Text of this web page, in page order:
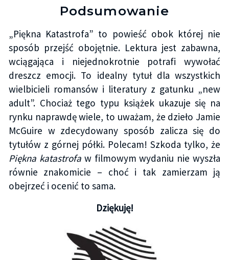
Podsumowanie
„Piękna Katastrofa” to powieść obok której nie
sposób przejść obojętnie. Lektura jest zabawna,
wciągająca i niejednokrotnie potrafi wywołać
dreszcz emocji. To idealny tytuł dla wszystkich
wielbicieli romansów i literatury z gatunku „new
adult”. Chociaż tego typu książek ukazuje się na
rynku naprawdę wiele, to uważam, że dzieło Jamie
McGuire w zdecydowany sposób zalicza się do
tytułów z górnej półki. Polecam! Szkoda tylko, że
Piękna katastrofaw filmowym wydaniu nie wyszła
równie znakomicie – choć i tak zamierzam ją
obejrzeć i ocenić to sama.
Dziękuję!